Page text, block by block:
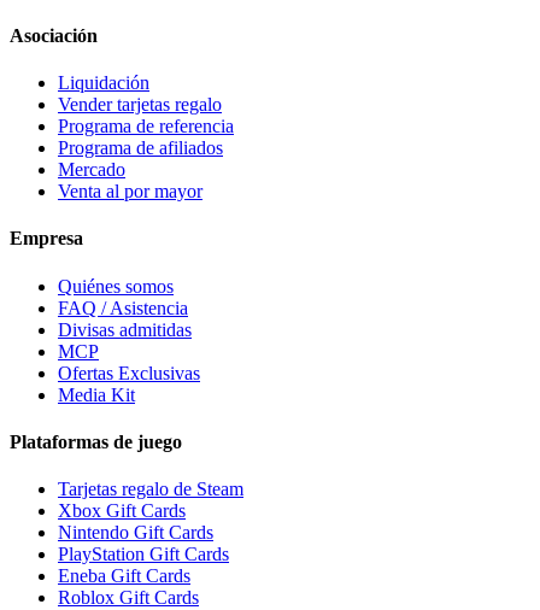
Asociación
Liquidación
Vender tarjetas regalo
Programa de referencia
Programa de afiliados
Mercado
Venta al por mayor
Empresa
Quiénes somos
FAQ / Asistencia
Divisas admitidas
MCP
Ofertas Exclusivas
Media Kit
Plataformas de juego
Tarjetas regalo de Steam
Xbox Gift Cards
Nintendo Gift Cards
PlayStation Gift Cards
Eneba Gift Cards
Roblox Gift Cards